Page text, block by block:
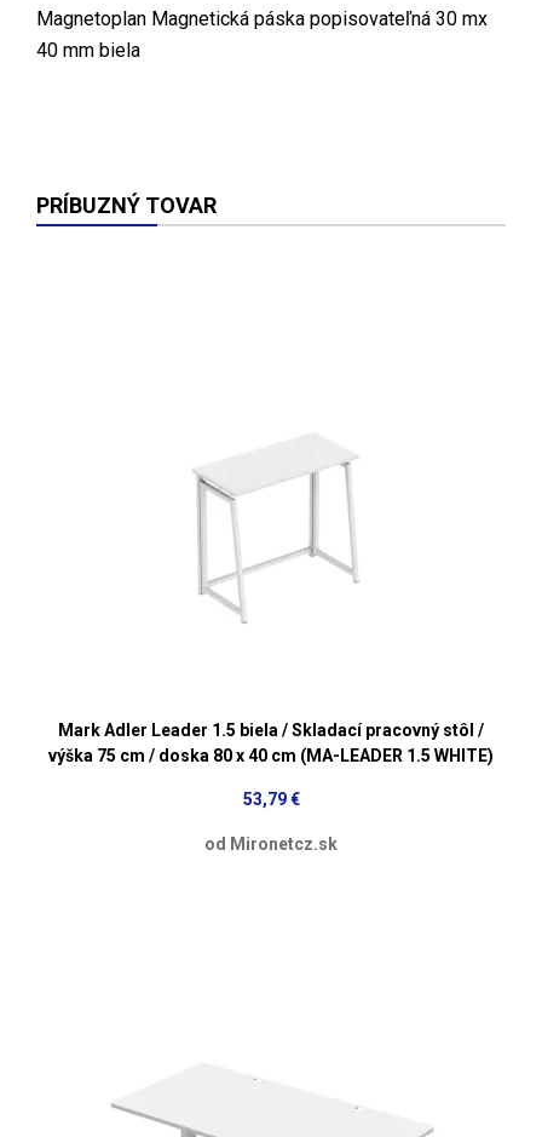
Magnetoplan Magnetická páska popisovateľná 30 mx
40 mm biela
PRÍBUZNÝ TOVAR
Mark Adler Leader 1.5 biela / Skladací pracovný stôl /
výška 75 cm / doska 80 x 40 cm (MA-LEADER 1.5 WHITE)
53,79 €
od Mironetcz.sk